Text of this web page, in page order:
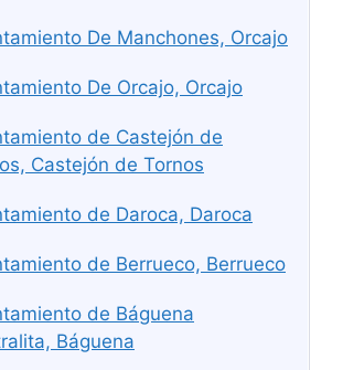
De Manchones, Orcajo
De Orcajo, Orcajo
de Castejón de
Castejón de Tornos
de Daroca, Daroca
de Berrueco, Berrueco
de Báguena
Báguena